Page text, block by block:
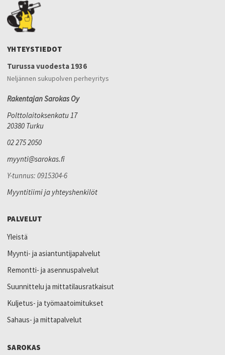
YHTEYSTIEDOT
Turussa vuodesta 1936
Neljännen sukupolven perheyritys
Rakentajan Sarokas Oy
Polttolaitoksenkatu 17
20380 Turku
02 275 2050
myynti@sarokas.fi
Y-tunnus: 0915304-6
Myyntitiimi ja yhteyshenkilöt
PALVELUT
Yleistä
Myynti- ja asiantuntijapalvelut
Remontti- ja asennuspalvelut
Suunnittelu ja mittatilausratkaisut
Kuljetus- ja työmaatoimitukset
Sahaus- ja mittapalvelut
SAROKAS